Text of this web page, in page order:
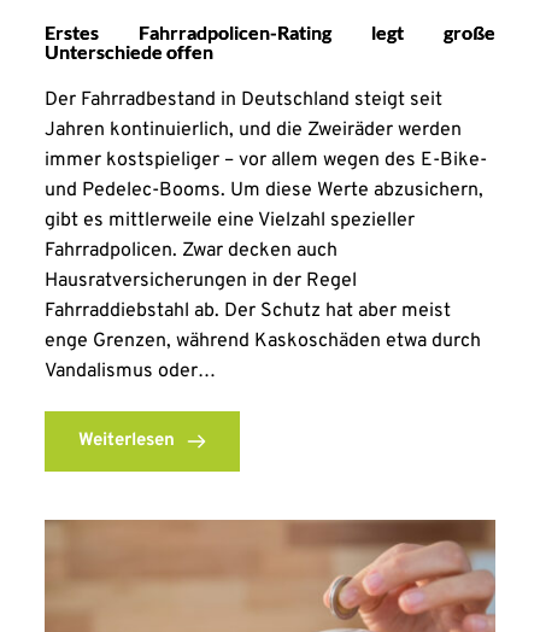
Erstes Fahrradpolicen-Rating legt große
Unterschiede offen
Der Fahrradbestand in Deutschland steigt seit
Jahren kontinuierlich, und die Zweiräder werden
immer kostspieliger – vor allem wegen des E-Bike-
und Pedelec-Booms. Um diese Werte abzusichern,
gibt es mittlerweile eine Vielzahl spezieller
Fahrradpolicen. Zwar decken auch
Hausratversicherungen in der Regel
Fahrraddiebstahl ab. Der Schutz hat aber meist
enge Grenzen, während Kaskoschäden etwa durch
Vandalismus oder…
Weiterlesen